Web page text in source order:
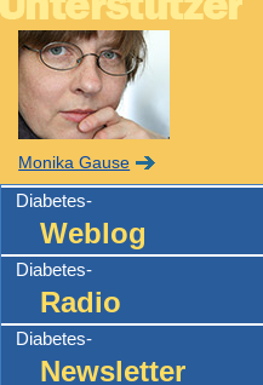
Monika Gause
Diabetes-
Weblog
Diabetes-
Radio
Diabetes-
Newsletter